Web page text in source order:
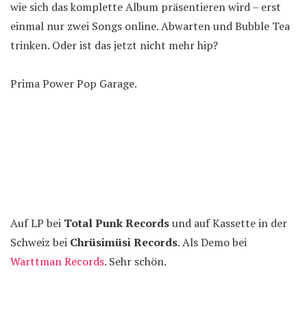
wie sich das komplette Album präsentieren wird – erst
einmal nur zwei Songs online. Abwarten und Bubble Tea
trinken. Oder ist das jetzt nicht mehr hip?
Prima Power Pop Garage.
Auf LP bei Total Punk Recordsund auf Kassette in der
Schweiz bei Chrüsimüsi Records. Als Demo bei
Warttman Records. Sehr schön.